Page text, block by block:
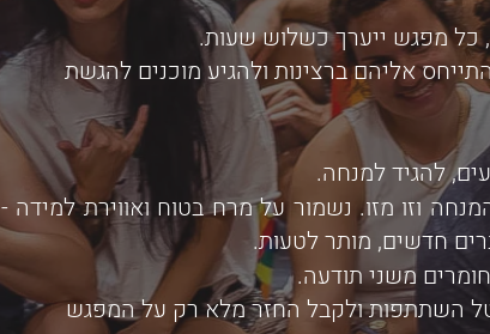
אליהם ברצינות ולהגיע מוכנים להגשת
להגיד למנחה.
וזו מזו. נשמור על מרחבטוח ואווירת למידה -
חדשים, מותר לטעות.
משני תודעה.
ש"ח (ניתן לבטל השתתפות ולקבל החזר מלא רק על המפגש